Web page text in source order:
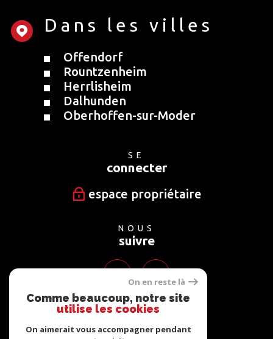
Dans les villes
Offendorf
Rountzenheim
Herrlisheim
Dalhunden
Oberhoffen-sur-Moder
SE
connecter
espace propriétaire
NOUS
suivre
NOUS
adhérons
On en reste là
Comme beaucoup, notre site
utilise les cookies
On aimerait vous accompagner pendant